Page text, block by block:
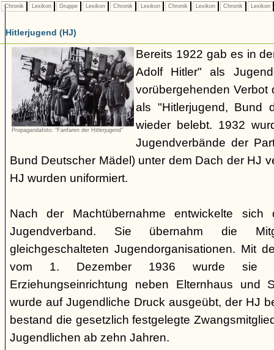
Chronik Lexikon Gruppe Lexikon Chronik Lexikon Chronik Lexikon Chronik Lexikon
Hitlerjugend (HJ)
Propagandafoto: "Fanfaren der Hitlerjugend"
Bereits 1922 gab es in
Adolf Hitler" als
vorübergehenden Verbot
als "Hitlerjugend, Bund
wieder belebt. 1932
Jugendverbände der
Bund Deutscher Mädel) unter dem Dach der HJ
HJ wurden uniformiert.
Nach der Machtübernahme entwickelte
Jugendverband. Sie übernahm die
gleichgeschalteten Jugendorganisationen. Mit
vom 1. Dezember 1936 wurde sie
Erziehungseinrichtung neben Elternhaus und
wurde auf Jugendliche Druck ausgeübt, der HJ
bestand die gesetzlich festgelegte
Jugendlichen ab zehn Jahren.